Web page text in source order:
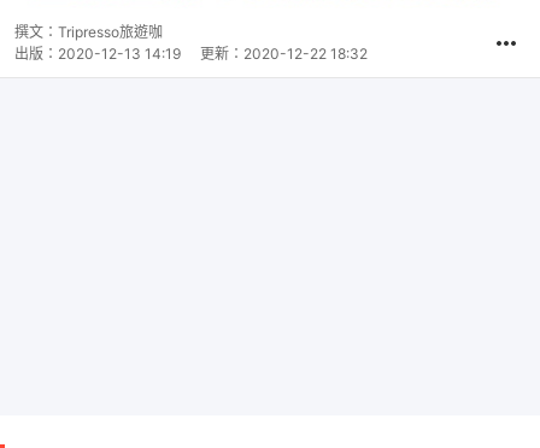
撰文： Tripresso旅遊咖
出版： 2020-12-13 14:19 更新： 2020-12-22 18:32